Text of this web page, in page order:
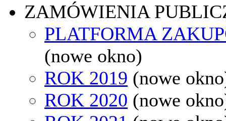
ZAMÓWIENIA
PLATFORMA
(nowe okno)
ROK 2019 (nowe
ROK 2020 (nowe